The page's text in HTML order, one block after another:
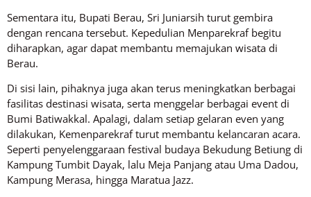
Sementara itu, Bupati Berau, Sri Juniarsih turut gembira
dengan rencana tersebut. Kepedulian Menparekraf begitu
diharapkan, agar dapat membantu memajukan wisata di
Berau.
Di sisi lain, pihaknya juga akan terus meningkatkan berbagai
fasilitas destinasi wisata, serta menggelar berbagai event di
Bumi Batiwakkal. Apalagi, dalam setiap gelaran even yang
dilakukan, Kemenparekraf turut membantu kelancaran acara.
Seperti penyelenggaraan festival budaya Bekudung Betiung di
Kampung Tumbit Dayak, lalu Meja Panjang atau Uma Dadou,
Kampung Merasa, hingga Maratua Jazz.